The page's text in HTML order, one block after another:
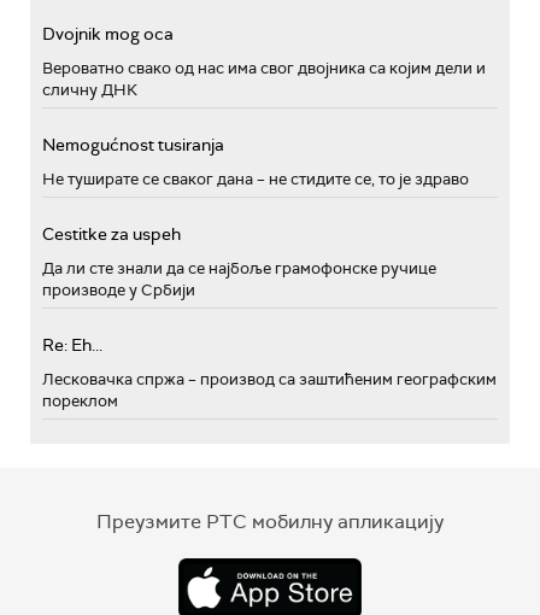
Dvojnik mog oca
Вероватно свако од нас има свог двојника са којим дели и
сличну ДНК
Nemogućnost tusiranja
Не туширате се сваког дана – не стидите се, то је здраво
Cestitke za uspeh
Да ли сте знали да се најбоље грамофонске ручице
производе у Србији
Re: Eh...
Лесковачка спржа – производ са заштићеним географским
пореклом
Преузмите РТС мобилну апликацију